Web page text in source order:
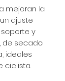
mejoran la
ajuste
y
de secado
ideales
ciclista.